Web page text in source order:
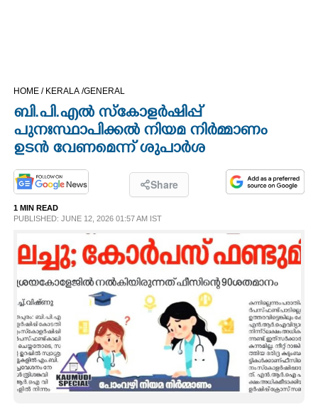
CINEMA
OPINION
PHOTOS
LIFESTYLE
SPIRITUAL
INFO+
ART
ASTRO
HOME / KERALA /GENERAL
ബി.പി.എൽ സ്കോളർഷിപ്പ്
പുനഃസ്ഥാപിക്കൽ നിയമ നിർമ്മാണം
ഉടൻ വേണമെന്ന് ശുപാർശ
Share
1 MIN READ
PUBLISHED: JUNE 12, 2026 01:57 AM IST